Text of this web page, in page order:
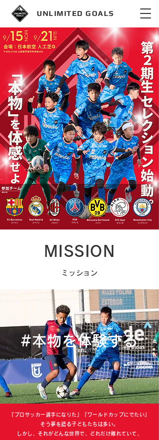
UNLIMITED GOALS
MISSION
ミッション
#本物を体験する
『プロサッカー選手になりた』『ワールドカップにでたい』
そう夢を語る子どもたちは多い。
しかし、それがどんな世界で、どれだけ離れていて、